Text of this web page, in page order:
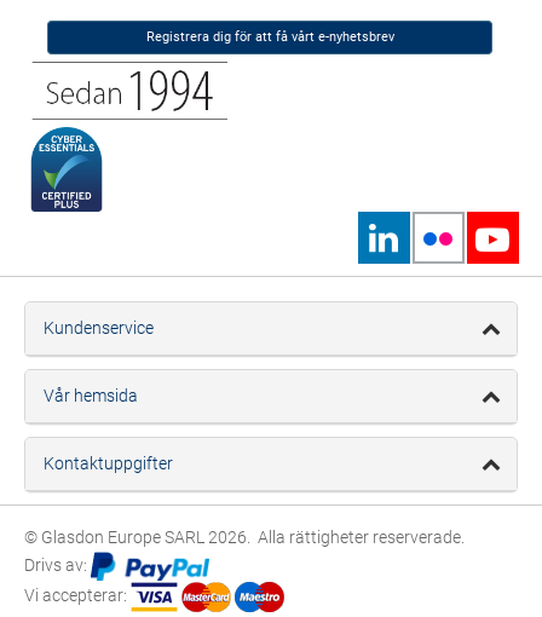
Registrera dig för att få vårt e-nyhetsbrev
Kundenservice
Vår hemsida
Kontaktuppgifter
© Glasdon Europe SARL 2026. Alla rättigheter reserverade.
Drivs av:
Vi accepterar: